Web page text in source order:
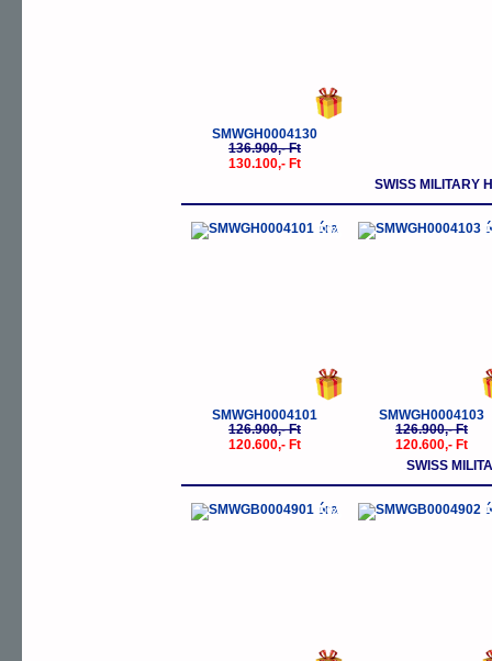
SMWGH0004130
136.900,- Ft
130.100,- Ft
SWISS MILITARY
-5%
SMWGH0004101
126.900,- Ft
120.600,- Ft
-
SMWGH0004103
126.900,- Ft
120.600,- Ft
SWISS
-5% -